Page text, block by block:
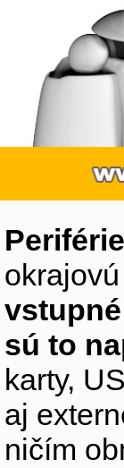
sú to
karty,
aj
ničím